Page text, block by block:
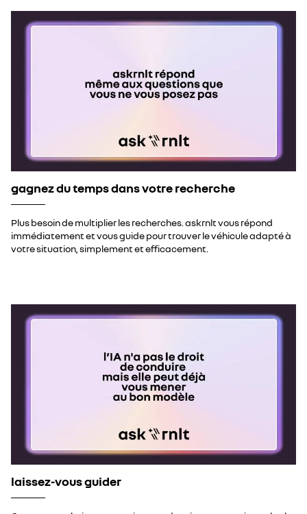
gagnez du temps dans votre recherche
Plus besoin de multiplier les recherches. askrnlt vous répond
immédiatement et vous guide pour trouver le véhicule adapté à
votre situation, simplement et efficacement.
laissez-vous guider